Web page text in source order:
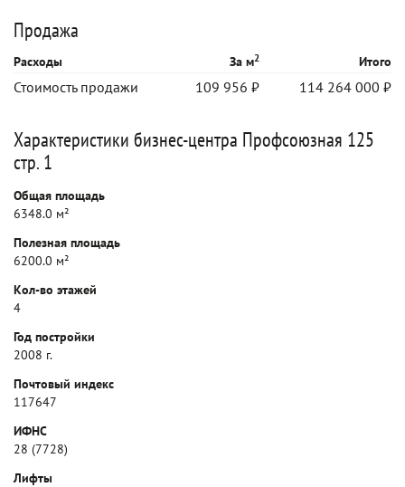
Продажа
Расходы За м2 Итого
Стоимость продажи 109 956 ₽ 114 264 000 ₽
Характеристики бизнес-центра Профсоюзная 125
стр. 1
Общая площадь
6348.0 м²
Полезная площадь
6200.0 м²
Кол-во этажей
4
Год постройки
2008 г.
Почтовый индекс
117647
ИФНС
28 (7728)
Лифты